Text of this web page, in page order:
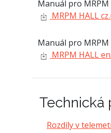
Manuál pro MRPM
MRPM HALL
Manuál pro MRPM
MRPM HALL
Technická
Rozdíly v